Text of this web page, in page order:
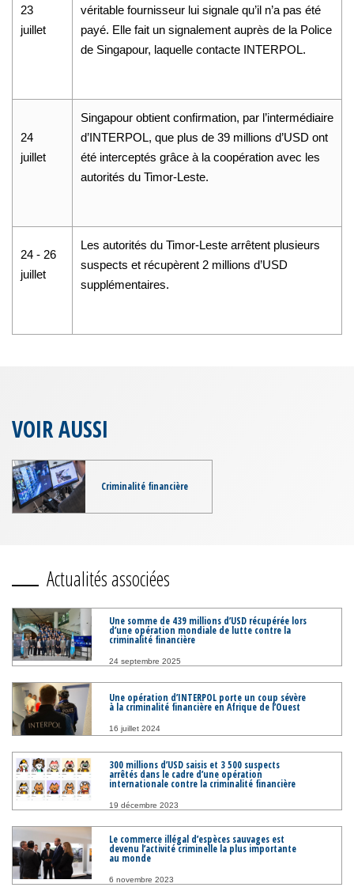
23
juillet
véritable fournisseur lui signale qu’il n’a pas été
payé. Elle fait un signalement auprès de la Police
de Singapour, laquelle contacte INTERPOL.
24
juillet
Singapour obtient confirmation, par l’intermédiaire
d’INTERPOL, que plus de 39 millions d’USD ont
été interceptés grâce à la coopération avec les
autorités du Timor-Leste.
24 - 26
juillet
Les autorités du Timor-Leste arrêtent plusieurs
suspects et récupèrent 2 millions d’USD
supplémentaires.
VOIR AUSSI
Criminalité financière
Actualités associées
Une somme de 439 millions d’USD récupérée lors
d’une opération mondiale de lutte contre la
criminalité financière
24 septembre 2025
Une opération d’INTERPOL porte un coup sévère
à la criminalité financière en Afrique de l’Ouest
16 juillet 2024
300 millions d’USD saisis et 3 500 suspects
arrêtés dans le cadre d’une opération
internationale contre la criminalité financière
19 décembre 2023
Le commerce illégal d’espèces sauvages est
devenu l’activité criminelle la plus importante
au monde
6 novembre 2023